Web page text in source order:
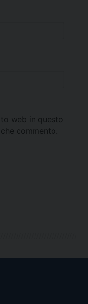
web in questo
commento.